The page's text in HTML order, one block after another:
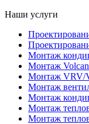
Наши услуги
Монтаж
Монтаж
Монтаж VRV/
Монтаж
Монтаж
Монтаж
Монтаж